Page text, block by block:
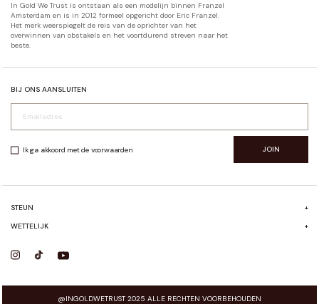
In Gold We Trust is ontstaan als een modelijn binnen Franzel
Amsterdam en is in 2012 formeel opgericht door Eric Franzel.
Het merk weerspiegelt de reis van de oprichter van het
overwinnen van obstakels en het voortdurend streven naar het
beste.
STEUN
+
FAQ
CONTACT
WETTELIJK
+
PRIVACYBELEID
BIJ ONS AANSLUITEN
Ik ga akkoord met de voorwaarden JOIN
@INGOLDWETRUST 2025 ALLE RECHTEN VOORBEHOUDEN